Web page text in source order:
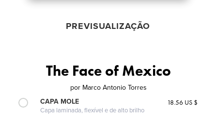
PREVISUALIZAÇÃO
The Face of Mexico
por Marco Antonio Torres
CAPA MOLE
Capa laminada, flexível e de alto brilho
18.56 US $